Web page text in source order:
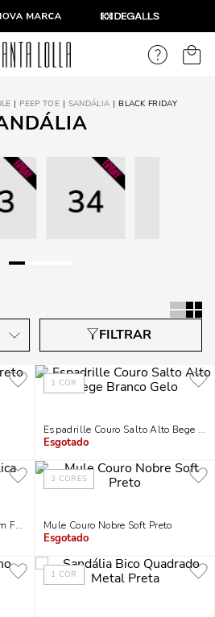
PEEP TOE SANDÁLIA BLACK FRIDAY
1 COR
Espadrille Couro Salto Alto Bege
Indisponível
Flame
3 CORES
Mule Couro Nobre Soft Preto
Indisponível
1 COR